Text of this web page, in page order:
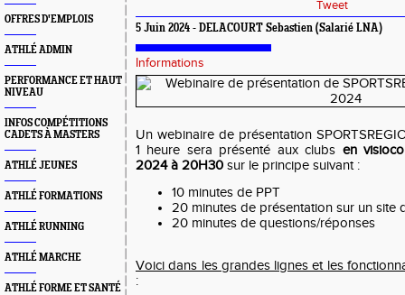
OFFRES D'EMPLOIS
ATHLÉ ADMIN
PERFORMANCE ET HAUT
NIVEAU
INFOS COMPÉTITIONS
CADETS À MASTERS
ATHLÉ JEUNES
ATHLÉ FORMATIONS
ATHLÉ RUNNING
ATHLÉ MARCHE
ATHLÉ FORME ET SANTÉ
Tweet
5 Juin 2024 - DELACOURT Sebastien (Salarié LNA)
Informations
Un webinaire de présentation
1 heure sera présenté aux clubs en
2024 à 20H30 sur le principe suivant :
10 minutes de PPT
20 minutes de présentation sur un site
20 minutes de questions/réponses
Voici dans les grandes lignes et les
: